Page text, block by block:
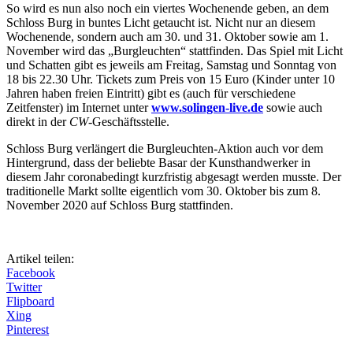
So wird es nun also noch ein viertes Wochenende geben, an dem
Schloss Burg in buntes Licht getaucht ist. Nicht nur an diesem
Wochenende, sondern auch am 30. und 31. Oktober sowie am 1.
November wird das „Burgleuchten“ stattfinden. Das Spiel mit Licht
und Schatten gibt es jeweils am Freitag, Samstag und Sonntag von
18 bis 22.30 Uhr. Tickets zum Preis von 15 Euro (Kinder unter 10
Jahren haben freien Eintritt) gibt es (auch für verschiedene
Zeitfenster) im Internet unterwww.solingen-live.de sowie auch
direkt in der CW-Geschäftsstelle.
Schloss Burg verlängert die Burgleuchten-Aktion auch vor dem
Hintergrund, dass der beliebte Basar der Kunsthandwerker in
diesem Jahr coronabedingt kurzfristig abgesagt werden musste. Der
traditionelle Markt sollte eigentlich vom 30. Oktober bis zum 8.
November 2020 auf Schloss Burg stattfinden.
Artikel teilen:
Facebook
Twitter
Flipboard
Xing
Pinterest